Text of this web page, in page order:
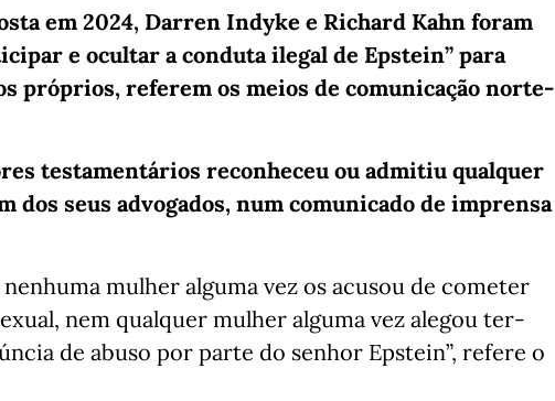
em 2024, Darren Indyke e Richard Kahn foram
e ocultar a conduta ilegal de Epstein” para
próprios, referem os meios de comunicação norte-
testamentários reconheceu ou admitiu qualquer
dos seus advogados, num comunicado de imprensa
mulher alguma vez os acusou de cometer
nem qualquer mulher alguma vez alegou ter-
de abuso por parte do senhor Epstein”, refere o